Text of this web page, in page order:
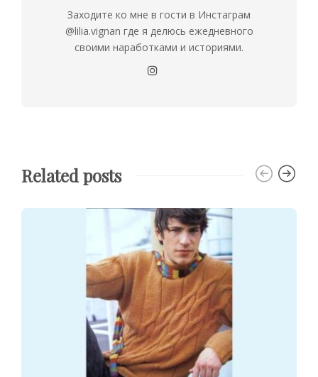
Заходите ко мне в гости в Инстаграм
@lilia.vignan где я делюсь ежедневного
своими наработками и историями.
Related posts